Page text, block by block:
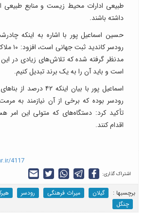
طبیعی ادارات محیط زیست و منابع طبیعی
داشته باشند.
حسین اسماعیل پور با اشاره به اینکه
رودسر
مدنظر گرفته شده که تلاش‌های زیادی در
است و باید آن‌ را به یک برند تبدیل کنیم.
اسماعیل پور با بیان اینکه
رودسر بوده که برخی از آن نیازمند به
تأکید کرد: دستگاه‌های که متولی این امر
اقدام کنند.
4117
اشتراک گذاری:
برچسب‎ها : گیلان میراث فرهنگی رودسر
چنگل